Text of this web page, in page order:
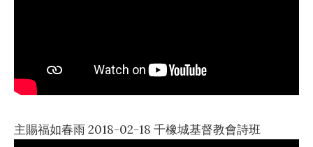
主賜福如春雨 2018-02-18 千橡城基督教會詩班